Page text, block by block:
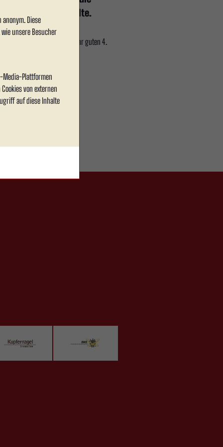
Diese
unsere Besucher
Media-Plattformen
von externen
auf diese Inhalte
unter Beweis stellte.
die Spielzeit auf einem sehr guten 4.